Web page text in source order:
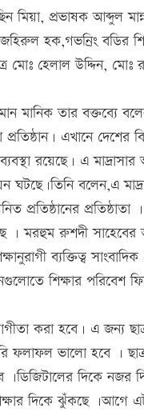
মিয়া, প্রভাষক আব্দুল
হক,গভনির্ং বডির
মোঃ হেলাল উদ্দিন,
মানিক তার বক্তব্যে
এখানে দেশের
রয়েছে। এ
ঘটছে।তিনি বলেন,এ
প্রতিষ্ঠানের প্রতিষ্ঠাতা
। মরহুম রুশদী সাহেবের
ব্যক্তিত্ব
শিক্ষার পরিবেশ
করা হবে। এ জন্য
ফলাফল ভালো হবে ।
দিকে নজর
শিক্ষার দিকে ঝুঁকছে ।আগে